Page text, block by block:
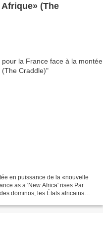
(The
en puissance de la «nouvelle
as a 'New Africa' rises Par
dominos, les États africains